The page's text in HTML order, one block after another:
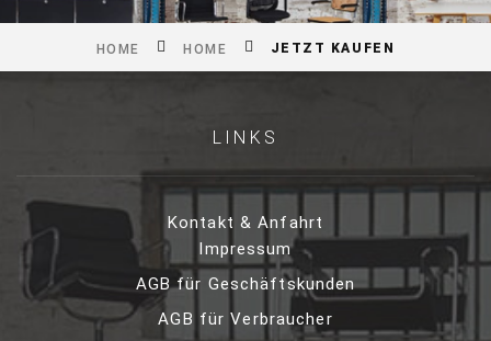
HOME HOME JETZT KAUFEN
LINKS
Kontakt & Anfahrt
Impressum
AGB für Geschäftskunden
AGB für Verbraucher